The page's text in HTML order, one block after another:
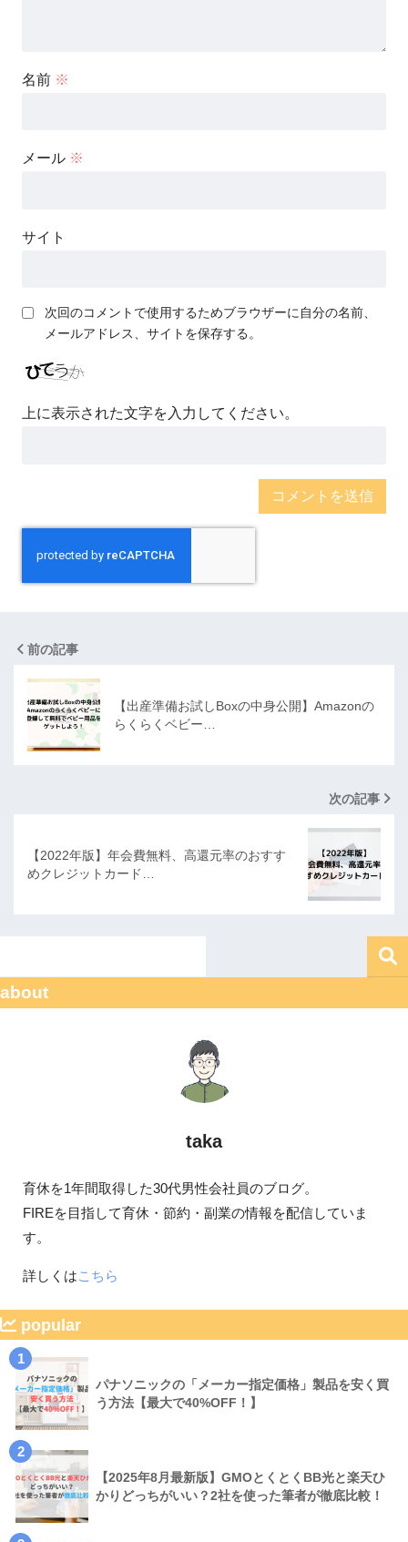
名前 ※
メール ※
サイト
次回のコメントで使用するためブラウザーに自分の名前、
メールアドレス、サイトを保存する。
上に表示された文字を入力してください。
前の記事
【出産準備お試しBoxの中身公開】Amazonの
らくらくベビー…
次の記事
【2022年版】年会費無料、高還元率のおすす
めクレジットカード…
about
taka
育休を1年間取得した30代男性会社員のブログ。
FIREを目指して育休・節約・副業の情報を配信していま
す。
詳しくはこちら
popular
1
パナソニックの「メーカー指定価格」製品を安く買
う方法【最大で40%OFF！】
2
【2025年8月最新版】GMOとくとくBB光と楽天ひ
かりどっちがいい？2社を使った筆者が徹底比較！